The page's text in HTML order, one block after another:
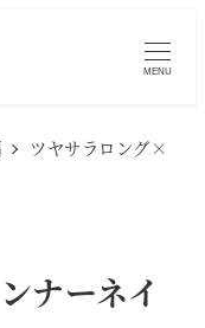
MENU
ツヤサラロング×
ナーネイ